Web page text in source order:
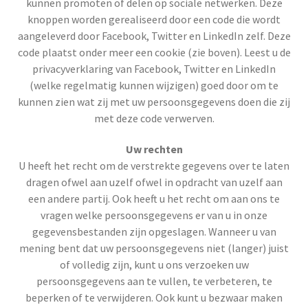
kunnen promoten of delen op sociale netwerken. Deze
knoppen worden gerealiseerd door een code die wordt
aangeleverd door Facebook, Twitter en LinkedIn zelf. Deze
code plaatst onder meer een cookie (zie boven). Leest u de
privacyverklaring van Facebook, Twitter en LinkedIn
(welke regelmatig kunnen wijzigen) goed door om te
kunnen zien wat zij met uw persoonsgegevens doen die zij
met deze code verwerven.
Uw rechten
U heeft het recht om de verstrekte gegevens over te laten
dragen ofwel aan uzelf ofwel in opdracht van uzelf aan
een andere partij. Ook heeft u het recht om aan ons te
vragen welke persoonsgegevens er van u in onze
gegevensbestanden zijn opgeslagen. Wanneer u van
mening bent dat uw persoonsgegevens niet (langer) juist
of volledig zijn, kunt u ons verzoeken uw
persoonsgegevens aan te vullen, te verbeteren, te
beperken of te verwijderen. Ook kunt u bezwaar maken